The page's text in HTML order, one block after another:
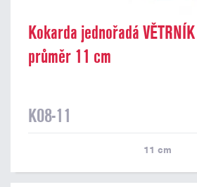
Kokarda jednořadá
průměr 11 cm
K08-11
11 cm